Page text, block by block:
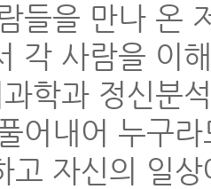
들을 만나 온
각 사람을 이
학과 정신분
어내어 누구
고 자신의 일